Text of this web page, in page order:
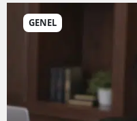
GENEL